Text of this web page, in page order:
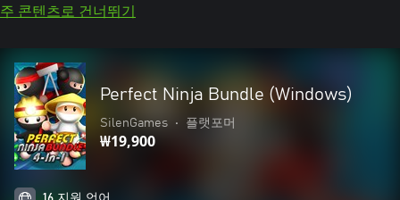
주 콘텐츠로 건너뛰기
Perfect Ninja Bundle (Windows)
SilenGames • 플랫포머
₩19,900